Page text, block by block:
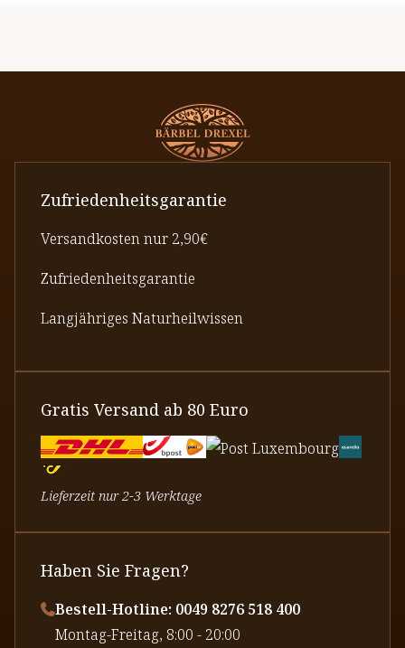
Zufriedenheitsgarantie
Versandkosten nur 2,90€
Zufriedenheitsgarantie
Langjähriges Naturheilwissen
Gratis Versand ab 80 Euro
Lieferzeit nur 2-3 Werktage
Haben Sie Fragen?
Bestell-Hotline: 0049 8276 518 400
⁠Montag-Freitag, 8:00 - 20:00